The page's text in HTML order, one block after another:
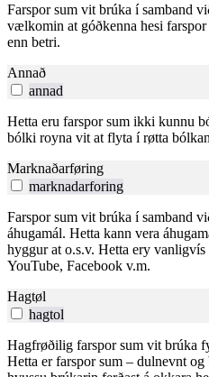
Farspor sum vit brúka í samband
vælkomin at góðkenna hesi
enn betri.
Annað
annad
Hetta eru farspor sum ikki kunnu
bólki royna vit at flyta í røtta
Marknaðarføring
marknadarforing
Farspor sum vit brúka í samband
áhugamál. Hetta kann vera
hyggur at o.s.v. Hetta ery
YouTube, Facebook v.m.
Hagtøl
hagtol
Hagfrøðilig farspor sum vit brúka
Hetta er farspor sum – dulnevnt